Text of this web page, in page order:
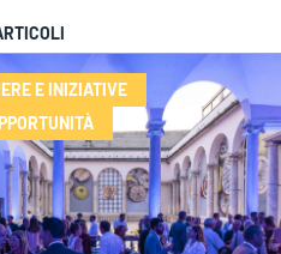
E INIZIATIVE